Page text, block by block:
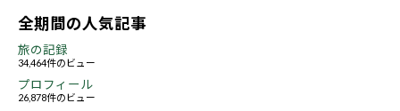
全期間の人気記事
旅の記録
34,464件のビュー
プロフィール
26,878件のビュー